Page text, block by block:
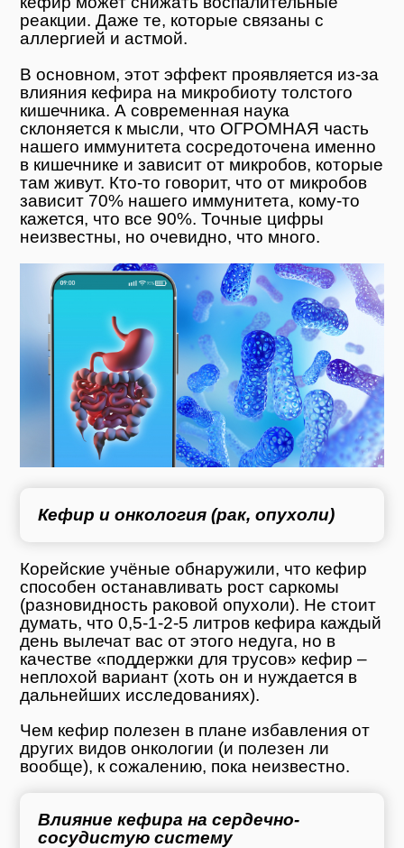
реакции. Даже те, которые связаны с
аллергией и астмой.
В основном, этот эффект проявляется из-за
влияния кефира на микробиоту толстого
кишечника. А современная наука
склоняется к мысли, что ОГРОМНАЯ часть
нашего иммунитета сосредоточена именно
в кишечнике и зависит от микробов, которые
там живут. Кто-то говорит, что от микробов
зависит 70% нашего иммунитета, кому-то
кажется, что все 90%. Точные цифры
неизвестны, но очевидно, что много.
Кефир и онкология (рак, опухоли)
Корейские учёные обнаружили, что кефир
способен останавливать рост саркомы
(разновидность раковой опухоли). Не стоит
думать, что 0,5-1-2-5 литров кефира каждый
день вылечат вас от этого недуга, но в
качестве «поддержки для трусов» кефир –
неплохой вариант (хоть он и нуждается в
дальнейших исследованиях).
Чем кефир полезен в плане избавления от
других видов онкологии (и полезен ли
вообще), к сожалению, пока неизвестно.
Влияние кефира на сердечно-
сосудистую систему